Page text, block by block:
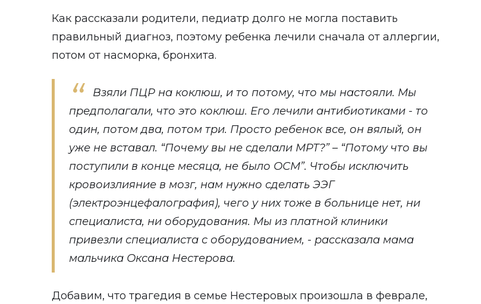
Как рассказали родители, педиатр долго не могла поставить
правильный диагноз, поэтому ребенка лечили сначала от аллергии,
потом от насморка, бронхита.
Взяли ПЦР на коклюш, и то потому, что мы настояли. Мы
предполагали, что это коклюш. Его лечили антибиотиками - то
один, потом два, потом три. Просто ребенок все, он вялый, он
уже не вставал. “Почему вы не сделали МРТ?” – “Потому что вы
поступили в конце месяца, не было ОСМ”. Чтобы исключить
кровоизлияние в мозг, нам нужно сделать ЭЭГ
(электроэнцефалография), чего у них тоже в больнице нет, ни
специалиста, ни оборудования. Мы из платной клиники
привезли специалиста с оборудованием, - рассказала мама
мальчика Оксана Нестерова.
Добавим, что трагедия в семье Нестеровых произошла в феврале,